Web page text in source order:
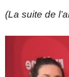
(La suite de